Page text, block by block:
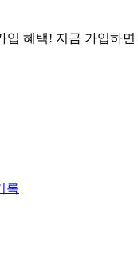
입 혜택! 지금 가입하면
록